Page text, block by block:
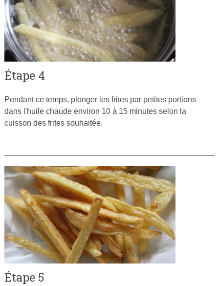
Étape 4
Pendant ce temps, plonger les frites par petites portions
dans l'huile chaude environ 10 à 15 minutes selon la
cuisson des frites souhaitée.
Étape 5